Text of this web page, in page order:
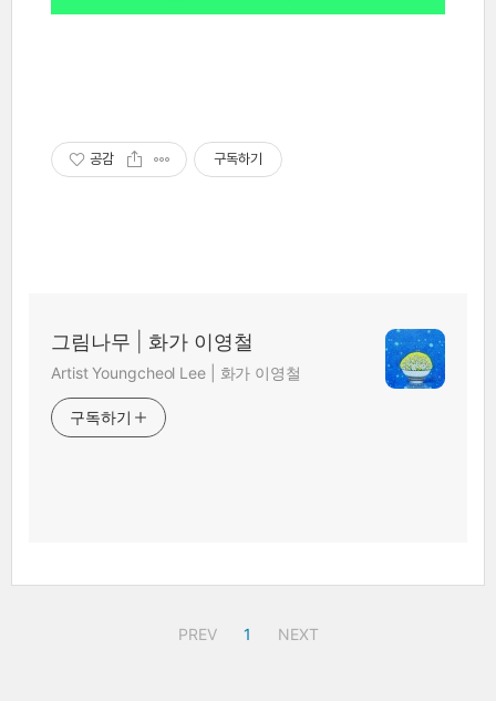
공감 구독하기
그림나무 | 화가 이영철
Artist Youngcheol Lee | 화가 이영철
구독하기
PREV 1 NEXT